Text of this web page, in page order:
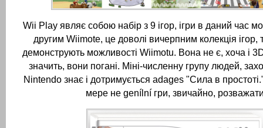
Wii Play являє собою набір з 9 ігор, ігри в даний час
другим Wiimote, це доволі вичерпним колекція ігор,
демонструють можливості Wiimotu. Вона не є, хоча і
значить, вони погані. Міні-численну групу людей,
Nintendo знає і дотримується adages "Сила в
мере не genílní гри, звичайно,